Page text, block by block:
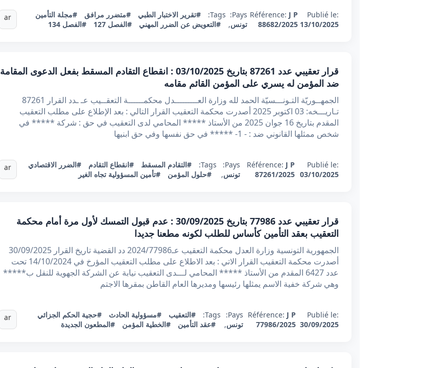
Publié le:
13/10/2025
Référence: J P
88682/2025
Pays:
تونس,
Tags: #تقرير الاختبار الطبي #متضرر مرافق
#مجلة التأمين
#التعويض عن الضرر المهني
#الفصل 127 #الفصل 134
ar
قرار تعقيبي عدد 87261 بتاريخ 03/10/2025 : انقطاع التقادم المسقط بفعل الدعوى المقامة
ضد المؤمن له يسري على المؤمن القائم مقامه
الجمهــوريّة التـونـــسيّة الحمد لله وزارة العـــــــــدل محكمــــــة التعقــيب عـ ـدد القرار 87261
تـاريـــخه: 03 اكتوبر 2025 أصدرت محكمة التعقيب القرار التالي : بعد الإطلاع على مطلب التعقيب
المقدم بتاريخ 16 جوان 2025 من الأستاذ ***** المحامي لدى التعقيب في حق : شركة ***** في
شخص ممثلها القانوني ضد : - 1- ***** في حق نفسها وفي حق ابنيها
Publié le:
03/10/2025
Référence: J P
87261/2025
Pays:
تونس,
Tags: #التقادم المسقط #انقطاع التقادم
#الضرر الاقتصادي
#حلول المؤمن
#تأمين المسؤولية تجاه الغير
ar
قرار تعقيبي عدد 77986 بتاريخ 30/09/2025 : عدم قبول التمسك لأول مرة أمام محكمة
التعقيب بعقد التأمين كأساس للطلب لكونه مطعنا جديدا
الجمهورية التونسية وزارة العدل محكمة التعقيب عـ2024/77986 دد القضية تاريخ القرار 30/09/2025
أصدرت محكمة التعقيب القرار الاتي : بعد الاطلاع على مطلب التعقيب المؤرخ في 14/10/2024 تحت
عدد 6427 المقدم من الأستاذ ***** المحامي لـــدى التعقيب نيابة عن الشركة الجهوية للنقل ب*****
وهي شركة خفية الاسم يمثلها رئيسها ومديرها العام القاطن بمقرها الاجتم
Publié le:
30/09/2025
Référence: J P
77986/2025
Pays:
تونس,
Tags: #التعقيب #مسؤولية الحادث
#حجية الحكم الجزائي
#عقد التأمين
#الخطية المؤمن #المطعون الجديدة
ar